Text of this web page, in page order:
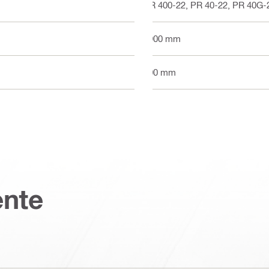
PR 400-22, PR 40-22, PR 40G-
1900 mm
900 mm